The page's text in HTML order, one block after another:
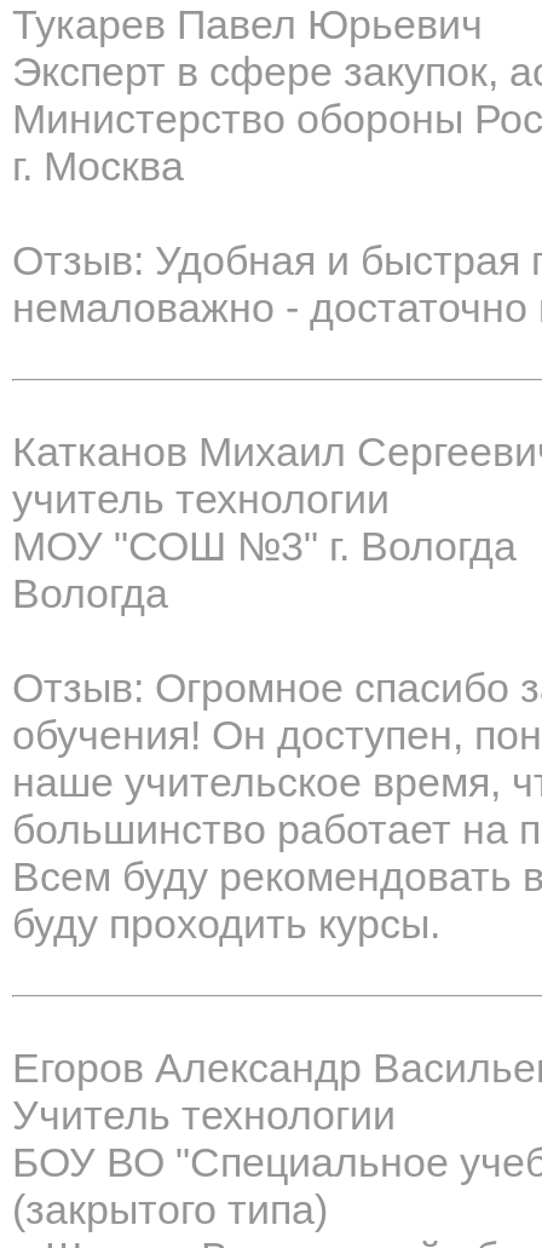
Тукарев Павел Юрьевич
Эксперт в сфере закупок,
Министерство обороны
г. Москва
Отзыв: Удобная и быстрая
немаловажно -
Катканов Михаил
учитель технологии
МОУ "СОШ №3" г. Вологда
Вологда
Отзыв: Огромное спасибо
обучения! Он доступен,
наше учительское время,
большинство работает на
Всем буду
буду проходить курсы.
Егоров Александр
Учитель технологии
БОУ ВО "Специальное
(закрытого типа)